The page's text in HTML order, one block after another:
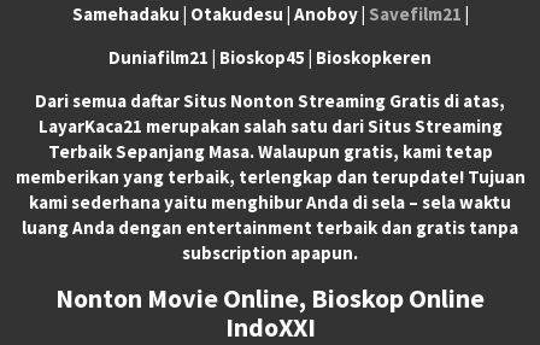
Samehadaku | Otakudesu | Anoboy | Savefilm21 |
Duniafilm21 | Bioskop45 | Bioskopkeren
Dari semua daftar Situs Nonton Streaming Gratis di atas,
LayarKaca21 merupakan salah satu dari Situs Streaming
Terbaik Sepanjang Masa. Walaupun gratis, kami tetap
memberikan yang terbaik, terlengkap dan terupdate! Tujuan
kami sederhana yaitu menghibur Anda di sela – sela waktu
luang Anda dengan entertainment terbaik dan gratis tanpa
subscription apapun.
Nonton Movie Online, Bioskop Online
IndoXXI